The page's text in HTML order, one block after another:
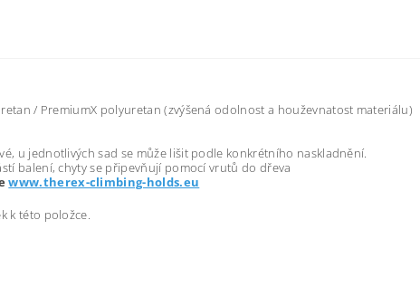
/ PremiumX polyuretan (zvýšená odolnost a houževnatost materiálu)
u jednotlivých sad se může lišit podle konkrétního naskladnění.
balení, chyty se připevňují pomocí vrutů do dřeva
www.therex-climbing-holds.eu
k této položce.